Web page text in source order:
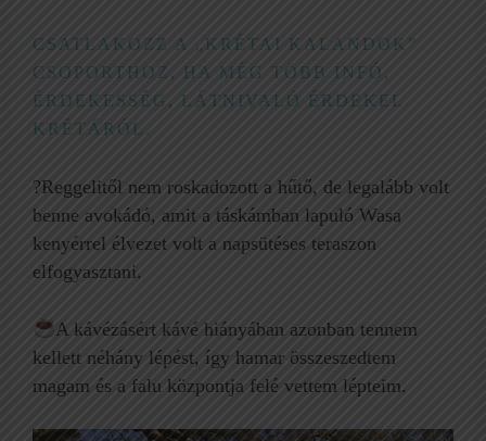
CSATLAKOZZ A „KRÉTAI KALANDOK”
CSOPORTHOZ, HA MÉG TÖBB INFÓ,
ÉRDEKESSÉG, LÁTNIVALÓ ÉRDEKEL
KRÉTÁRÓL.
?Reggelitől nem roskadozott a hűtő, de legalább volt
benne avokádó, amit a táskámban lapuló Wasa
kenyérrel élvezet volt a napsütéses teraszon
elfogyasztani.
A kávézásért kávé hiányában azonban tennem
kellett néhány lépést, így hamar összeszedtem
magam és a falu központja felé vettem lépteim.